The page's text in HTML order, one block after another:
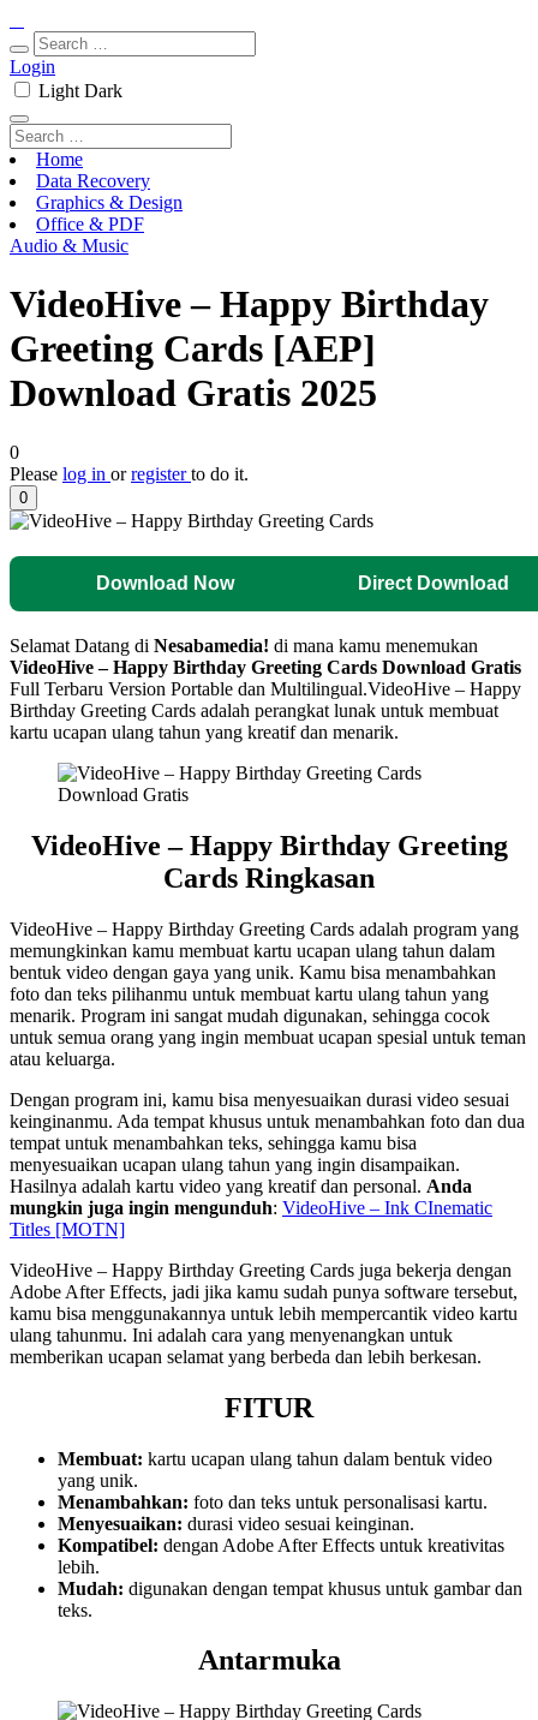
Login
Light Dark
Home
Data Recovery
Graphics & Design
Office & PDF
Audio & Music
VideoHive – Happy Birthday
Greeting Cards [AEP]
Download Gratis 2025
0
Please log in orregisterto do it.
0
Download Now Direct Download
Selamat Datang di Nesabamedia! di mana kamu menemukan
VideoHive – Happy Birthday Greeting Cards Download Gratis
Full Terbaru Version Portable dan Multilingual.VideoHive – Happy
Birthday Greeting Cards adalah perangkat lunak untuk membuat
kartu ucapan ulang tahun yang kreatif dan menarik.
VideoHive – Happy Birthday Greeting
Cards Ringkasan
VideoHive – Happy Birthday Greeting Cards adalah program yang
memungkinkan kamu membuat kartu ucapan ulang tahun dalam
bentuk video dengan gaya yang unik. Kamu bisa menambahkan
foto dan teks pilihanmu untuk membuat kartu ulang tahun yang
menarik. Program ini sangat mudah digunakan, sehingga cocok
untuk semua orang yang ingin membuat ucapan spesial untuk teman
atau keluarga.
Dengan program ini, kamu bisa menyesuaikan durasi video sesuai
keinginanmu. Ada tempat khusus untuk menambahkan foto dan dua
tempat untuk menambahkan teks, sehingga kamu bisa
menyesuaikan ucapan ulang tahun yang ingin disampaikan.
Hasilnya adalah kartu video yang kreatif dan personal. Anda
mungkin juga ingin mengunduh: VideoHive – Ink CInematic
Titles [MOTN]
VideoHive – Happy Birthday Greeting Cards juga bekerja dengan
Adobe After Effects, jadi jika kamu sudah punya software tersebut,
kamu bisa menggunakannya untuk lebih mempercantik video kartu
ulang tahunmu. Ini adalah cara yang menyenangkan untuk
memberikan ucapan selamat yang berbeda dan lebih berkesan.
FITUR
Membuat: kartu ucapan ulang tahun dalam bentuk video
yang unik.
Menambahkan: foto dan teks untuk personalisasi kartu.
Menyesuaikan: durasi video sesuai keinginan.
Kompatibel: dengan Adobe After Effects untuk kreativitas
lebih.
Mudah: digunakan dengan tempat khusus untuk gambar dan
teks.
Antarmuka